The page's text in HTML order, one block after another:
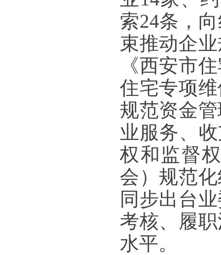
索24条，
束推动企
《西安市
住宅专项
规范资金
业服务、
权和监督
会）规范
同步出台
考核、履
水平。